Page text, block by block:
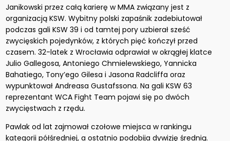
Janikowski przez całą karierę w MMA związany jest z
organizacją KSW. Wybitny polski zapaśnik zadebiutował
podczas gali KSW 39 i od tamtej pory uzbierał sześć
zwycięskich pojedynków, z których pięć kończył przed
czasem. 32-latek z Wrocławia odprawiał w okrągłej klatce
Julio Gallegosa, Antoniego Chmielewskiego, Yannicka
Bahatiego, Tony’ego Gilesa i Jasona Radcliffa oraz
wypunktował Andreasa Gustafssona. Na gali KSW 63
reprezentant WCA Fight Team pojawi się po dwóch
zwycięstwach z rzędu.
Pawlak od lat zajmował czołowe miejsca w rankingu
kategorii półśredniej, a ostatnio podobija dywizję średnią.